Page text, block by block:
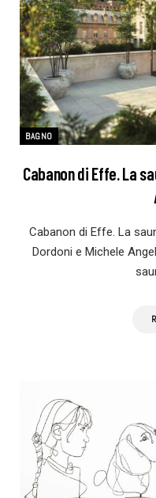
BAGNO
Cabanon di Effe. La
Cabanon di Effe. La
Dordoni e Michele